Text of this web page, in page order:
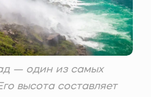
— один из самых
высота составляет